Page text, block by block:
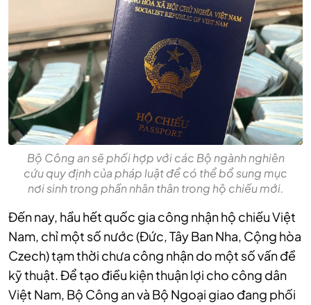
Bộ Công an sẽ phối hợp với các Bộ ngành nghiên
cứu quy định của pháp luật để có thể bổ sung mục
nơi sinh trong phần nhân thân trong hộ chiếu mới.
Đến nay, hầu hết quốc gia công nhận hộ chiếu Việt
Nam, chỉ một số nước (Đức, Tây Ban Nha, Cộng hòa
Czech) tạm thời chưa công nhận do một số vấn đề
kỹ thuật. Để tạo điều kiện thuận lợi cho công dân
Việt Nam, Bộ Công an và Bộ Ngoại giao đang phối